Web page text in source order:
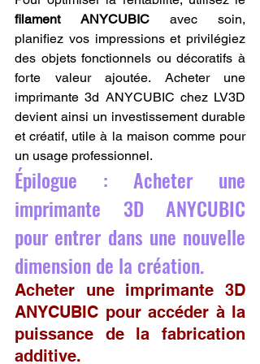
filament ANYCUBIC avec soin,
planifiez vos impressions et privilégiez
des objets fonctionnels ou décoratifs à
forte valeur ajoutée. Acheter une
imprimante 3d ANYCUBIC chez LV3D
devient ainsi un investissement durable
et créatif, utile à la maison comme pour
un usage professionnel.
Épilogue : Acheter une
imprimante 3D ANYCUBIC
pour entrer dans une nouvelle
dimension de la création.
Acheter une imprimante 3D
ANYCUBIC pour accéder à la
puissance de la fabrication
additive.